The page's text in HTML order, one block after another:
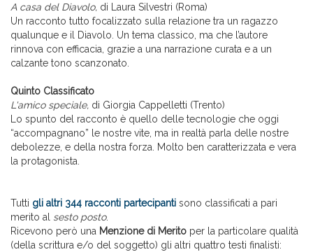
A casa del Diavolo, di Laura Silvestri (Roma)
Un racconto tutto focalizzato sulla relazione tra un ragazzo
qualunque e il Diavolo. Un tema classico, ma che l’autore
rinnova con efficacia, grazie a una narrazione curata e a un
calzante tono scanzonato.
Quinto Classificato
L'amico speciale, di Giorgia Cappelletti (Trento)
Lo spunto del racconto è quello delle tecnologie che oggi
“accompagnano” le nostre vite, ma in realtà parla delle nostre
debolezze, e della nostra forza. Molto ben caratterizzata e vera
la protagonista.
Tutti gli altri 344 racconti partecipanti sono classificati a pari
merito al sesto posto.
Ricevono però una Menzione di Merito per la particolare qualità
(della scrittura e/o del soggetto) gli altri quattro testi finalisti: